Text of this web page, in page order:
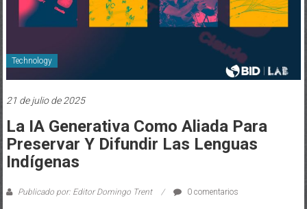
Technology
21 de julio de 2025
La IA Generativa Como Aliada Para
Preservar Y Difundir Las Lenguas
Indígenas
Publicado por: Editor Domingo Trent 0 comentarios